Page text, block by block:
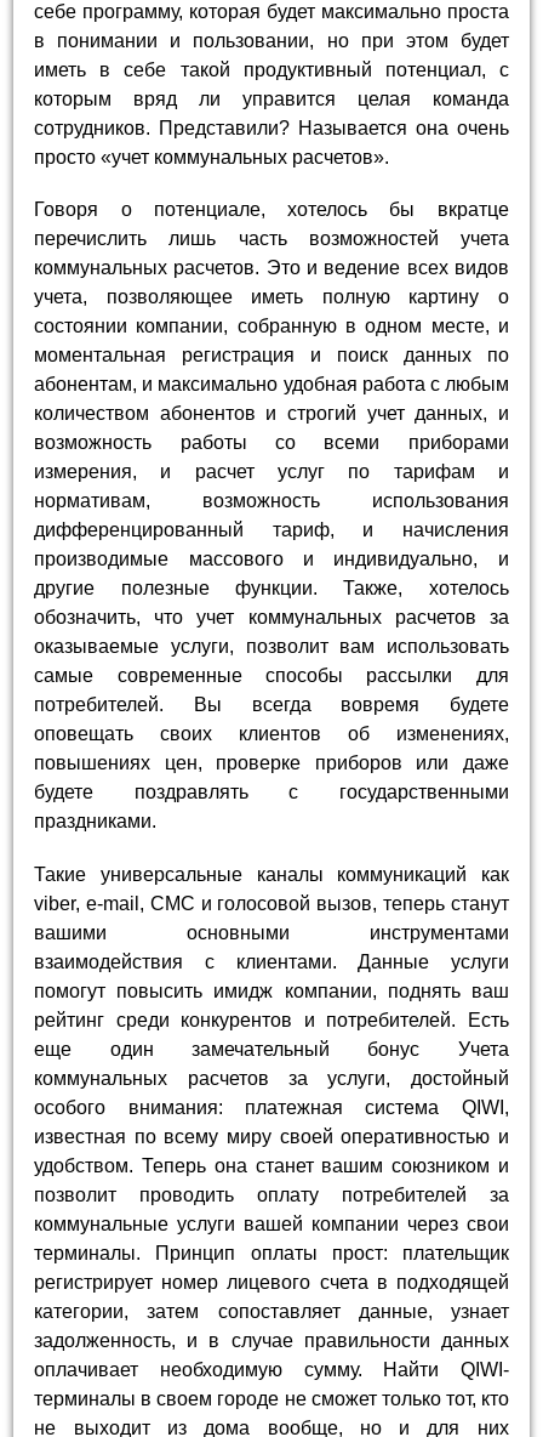
себе программу, которая будет максимально проста
в понимании и пользовании, но при этом будет
иметь в себе такой продуктивный потенциал, с
которым вряд ли управится целая команда
сотрудников. Представили? Называется она очень
просто «учет коммунальных расчетов».
Говоря о потенциале, хотелось бы вкратце
перечислить лишь часть возможностей учета
коммунальных расчетов. Это и ведение всех видов
учета, позволяющее иметь полную картину о
состоянии компании, собранную в одном месте, и
моментальная регистрация и поиск данных по
абонентам, и максимально удобная работа с любым
количеством абонентов и строгий учет данных, и
возможность работы со всеми приборами
измерения, и расчет услуг по тарифам и
нормативам, возможность использования
дифференцированный тариф, и начисления
производимые массового и индивидуально, и
другие полезные функции. Также, хотелось
обозначить, что учет коммунальных расчетов за
оказываемые услуги, позволит вам использовать
самые современные способы рассылки для
потребителей. Вы всегда вовремя будете
оповещать своих клиентов об изменениях,
повышениях цен, проверке приборов или даже
будете поздравлять с государственными
праздниками.
Такие универсальные каналы коммуникаций как
viber, e-mail, СМС и голосовой вызов, теперь станут
вашими основными инструментами
взаимодействия с клиентами. Данные услуги
помогут повысить имидж компании, поднять ваш
рейтинг среди конкурентов и потребителей. Есть
еще один замечательный бонус Учета
коммунальных расчетов за услуги, достойный
особого внимания: платежная система QIWI,
известная по всему миру своей оперативностью и
удобством. Теперь она станет вашим союзником и
позволит проводить оплату потребителей за
коммунальные услуги вашей компании через свои
терминалы. Принцип оплаты прост: плательщик
регистрирует номер лицевого счета в подходящей
категории, затем сопоставляет данные, узнает
задолженность, и в случае правильности данных
оплачивает необходимую сумму. Найти QIWI-
терминалы в своем городе не сможет только тот, кто
не выходит из дома вообще, но и для них